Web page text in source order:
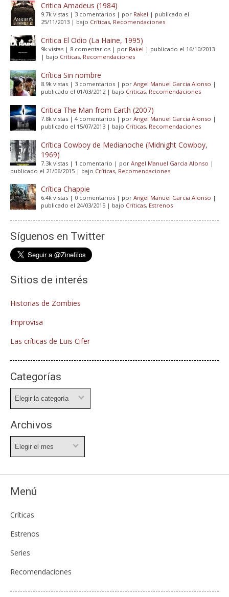
Critica Amadeus (1984)
9.7k vistas | 3 comentarios | por Rakel | publicado el
25/11/2013 | bajo Críticas, Recomendaciones
Critica El Odio (La Haine, 1995)
9k vistas | 8 comentarios | por Rakel | publicado el 16/10/2013
| bajo Críticas, Recomendaciones
Crítica Sin nombre
8.9k vistas | 3 comentarios | por Angel Manuel Garcia Alonso |
publicado el 01/03/2012| bajo Críticas, Recomendaciones
Critica The Man from Earth (2007)
7.8k vistas | 4 comentarios | por Angel Manuel Garcia Alonso |
publicado el 15/07/2013 | bajo Críticas, Recomendaciones
Crítica Cowboy de Medianoche (Midnight Cowboy,
1969)
7.3k vistas | 1 comentario | por Angel Manuel Garcia Alonso |
publicado el 21/06/2015 | bajo Críticas, Recomendaciones
Crítica Chappie
6.4k vistas | 0 comentarios | por Angel Manuel Garcia Alonso |
publicado el 24/03/2015 | bajo Críticas, Estrenos
Síguenos en Twitter
Sitios de interés
Historias de Zombies
Improvisa
Las críticas de Luis Cifer
Categorías
Archivos
Menú
Críticas
Estrenos
Series
Recomendaciones